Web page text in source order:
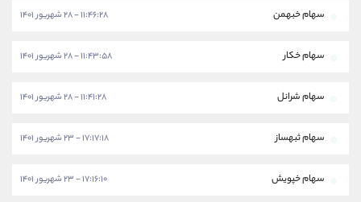
سهام خبهمن ۱۱:۴۶:۲۸ - ۲۸ شهریور ۱۴۰۱
سهام خکار ۱۱:۴۳:۵۸ - ۲۸ شهریور ۱۴۰۱
سهام شرانل ۱۱:۴۱:۲۸ - ۲۸ شهریور ۱۴۰۱
سهام ثبهساز ۱۷:۱۷:۱۸ - ۲۳ شهریور ۱۴۰۱
سهام خپویش ۱۷:۱۶:۱۰ - ۲۳ شهریور ۱۴۰۱